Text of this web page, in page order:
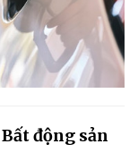
động sản